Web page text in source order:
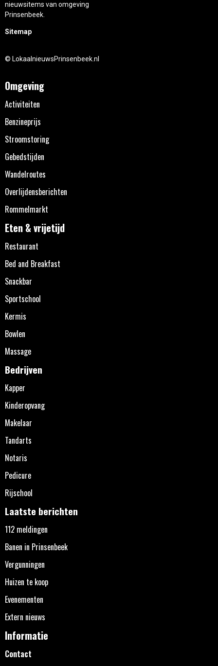
nieuwsitems van omgeving
Prinsenbeek.
Sitemap
© LokaalnieuwsPrinsenbeek.nl
Omgeving
Activiteiten
Benzineprijs
Stroomstoring
Gebedstijden
Wandelroutes
Overlijdensberichten
Rommelmarkt
Eten & vrijetijd
Restaurant
Bed and Breakfast
Snackbar
Sportschool
Kermis
Bowlen
Massage
Bedrijven
Kapper
Kinderopvang
Makelaar
Tandarts
Notaris
Pedicure
Rijschool
Laatste berichten
112 meldingen
Banen in Prinsenbeek
Vergunningen
Huizen te koop
Evenementen
Extern nieuws
Informatie
Contact